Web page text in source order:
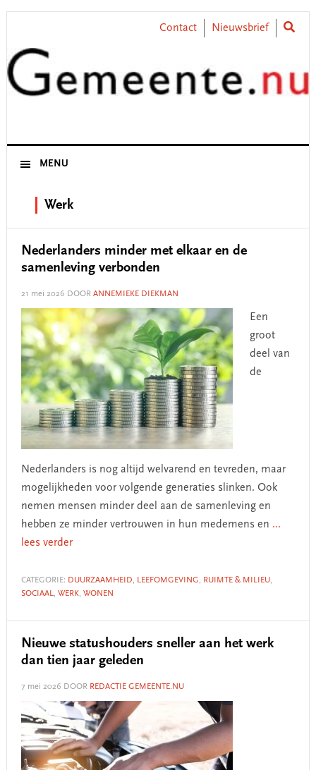
Skip
primary
navigation
Skip
content
Skip
primary
sidebar
Skip
footer
Contact Nieuwsbrief
MENU
Werk
Nederlanders minder met elkaar en de
samenleving verbonden
21 mei 2026 DOOR ANNEMIEKE DIEKMAN
Een
groot
deel van
de
Nederlanders is nog altijd welvarend en tevreden, maar
mogelijkheden voor volgende generaties slinken. Ook
nemen mensen minder deel aan de samenleving en
hebben ze minder vertrouwen in hun medemens en ...
lees verder
CATEGORIE: DUURZAAMHEID, LEEFOMGEVING, RUIMTE & MILIEU,
SOCIAAL, WERK, WONEN
Nieuwe statushouders sneller aan het werk
dan tien jaar geleden
7 mei 2026 DOOR REDACTIE GEMEENTE.NU